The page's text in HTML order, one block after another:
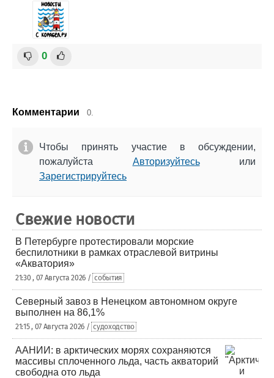
0
Комментарии 0.
Чтобы принять участие в обсуждении,
пожалуйста Авторизуйтесьили
Зарегистрируйтесь
Свежие новости
В Петербурге протестировали морские
беспилотники в рамках отраслевой витрины
«Акватория»
21:30 , 07 Августа 2026 / события
Северный завоз в Ненецком автономном округе
выполнен на 86,1%
21:15 , 07 Августа 2026 / судоходство
ААНИИ: в арктических морях сохраняются
массивы сплоченного льда, часть акваторий
свободна ото льда